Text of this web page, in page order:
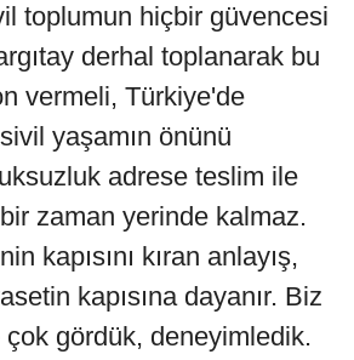
toplumun hiçbir güvencesi
derhal toplanarak bu
vermeli, Türkiye'de
yaşamın önünü
adrese teslim ile
zaman yerinde kalmaz.
kapısını kıran anlayış,
kapısına dayanır. Biz
gördük, deneyimledik.